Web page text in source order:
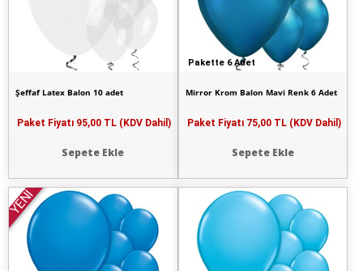
Şeffaf Latex Balon 10 adet
Paket Fiyatı 95,00 TL (KDV Dahil)
Sepete Ekle
Pakette 6 Adet
Mirror Krom Balon Mavi Renk 6 Adet
Paket Fiyatı 75,00 TL (KDV Dahil)
Sepete Ekle
YENİ